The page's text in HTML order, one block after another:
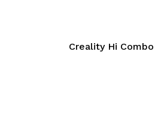
Creality Hi Combo